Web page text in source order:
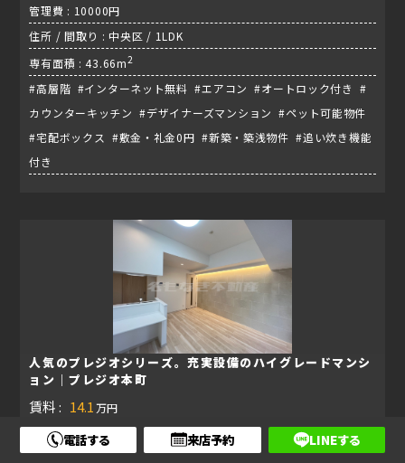
管理費 : 10000円
住所 / 間取り : 中央区 / 1LDK
専有面積 : 43.66m2
#高層階 #インターネット無料 #エアコン #オートロック付き #
カウンターキッチン #デザイナーズマンション #ペット可能物件
#宅配ボックス #敷金・礼金0円 #新築・築浅物件 #追い炊き機能
付き
人気のプレジオシリーズ。充実設備のハイグレードマンシ
ョン｜プレジオ本町
賃料 : 14.1 万円
敷金 / 礼金 : 0円 / 0円
電話する 来店予約 LINEする